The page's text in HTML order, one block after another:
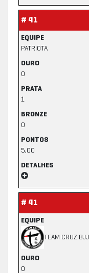
# 41
EQUIPE
PATRIOTA
OURO
0
PRATA
1
BRONZE
0
PONTOS
5,00
DETALHES
# 41
EQUIPE
TEAM CRUZ BJJ
OURO
0